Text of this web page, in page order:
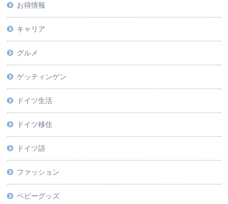
お得情報
キャリア
グルメ
ゲッティンゲン
ドイツ生活
ドイツ移住
ドイツ語
ファッション
ベビーグッズ